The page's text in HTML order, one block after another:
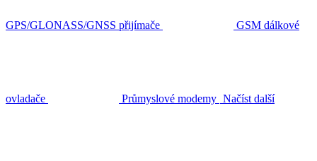
GPS/GLONASS/GNSS přijímače GSM dálkové
ovladače Průmyslové modemy Načíst další